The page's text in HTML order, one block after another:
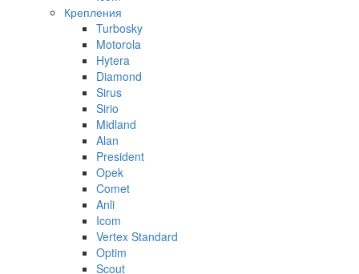
Крепления
Turbosky
Motorola
Hytera
Diamond
Sirus
Sirio
Midland
Alan
President
Opek
Comet
Anli
Icom
Vertex Standard
Optim
Scout